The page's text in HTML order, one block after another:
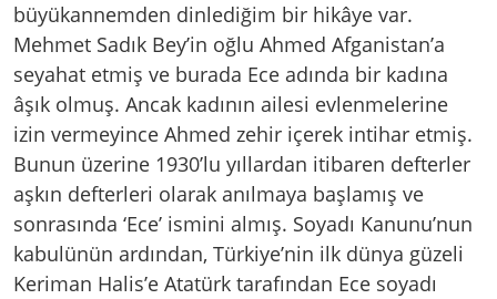
büyükannemden dinlediğim bir hikâye var.
Mehmet Sadık Bey’in oğlu Ahmed Afganistan’a
seyahat etmiş ve burada Ece adında bir kadına
âşık olmuş. Ancak kadının ailesi evlenmelerine
izin vermeyince Ahmed zehir içerek intihar etmiş.
Bunun üzerine 1930’lu yıllardan itibaren defterler
aşkın defterleri olarak anılmaya başlamış ve
sonrasında ‘Ece’ ismini almış. Soyadı Kanunu’nun
kabulünün ardından, Türkiye’nin ilk dünya güzeli
Keriman Halis’e Atatürk tarafından Ece soyadı